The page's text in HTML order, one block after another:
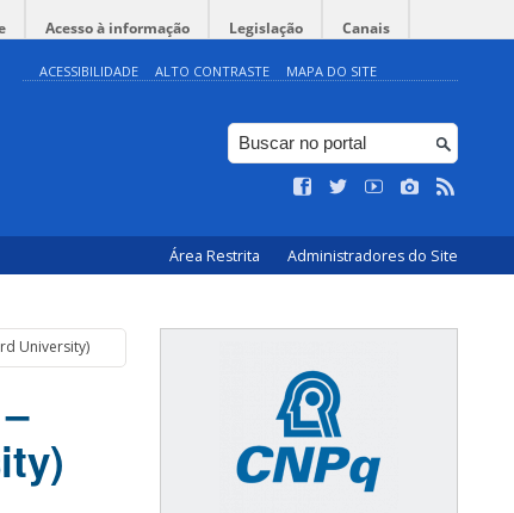
Acesso à informação Legislação Canais
ACESSIBILIDADE ALTO CONTRASTE MAPA DO SITE
Área Restrita Administradores do Site
University)